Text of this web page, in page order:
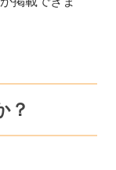
？